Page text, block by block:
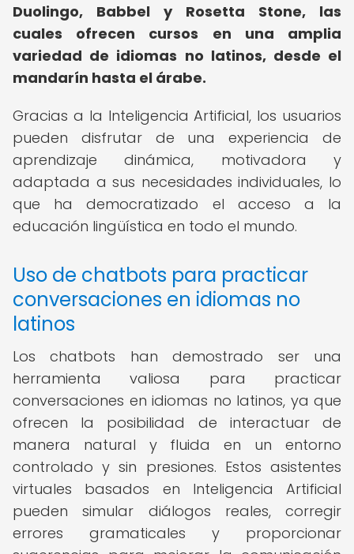
Duolingo, Babbel y Rosetta Stone, las
cuales ofrecen cursos en una amplia
variedad de idiomas no latinos, desde el
mandarín hasta el árabe.
Gracias a la Inteligencia Artificial, los usuarios
pueden disfrutar de una experiencia de
aprendizaje dinámica, motivadora y
adaptada a sus necesidades individuales, lo
que ha democratizado el acceso a la
educación lingüística en todo el mundo.
Uso de chatbots para practicar
conversaciones en idiomas no
latinos
Los chatbots han demostrado ser una
herramienta valiosa para practicar
conversaciones en idiomas no latinos, ya que
ofrecen la posibilidad de interactuar de
manera natural y fluida en un entorno
controlado y sin presiones. Estos asistentes
virtuales basados en Inteligencia Artificial
pueden simular diálogos reales, corregir
errores gramaticales y proporcionar